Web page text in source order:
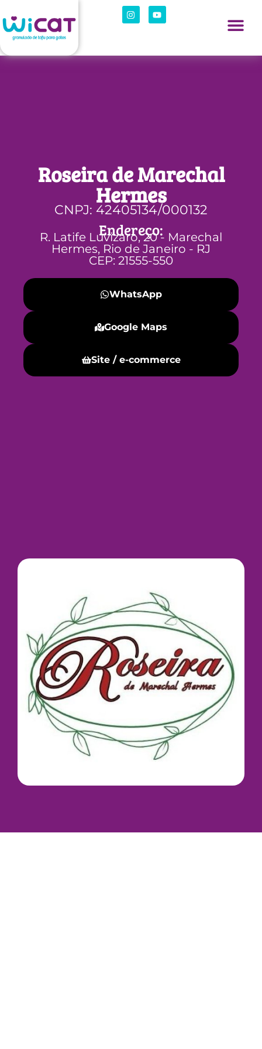
Roseira de Marechal
Hermes
CNPJ: 42405134/000132
Endereço:
R. Latife Luvizaro, 20 - Marechal
Hermes, Rio de Janeiro - RJ
CEP: 21555-550
WhatsApp
Google Maps
Site / e-commerce